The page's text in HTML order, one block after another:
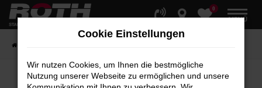
Zum
Hauptinhalt
0
MENÜ
Cookie Einstellungen
Wir nutzen Cookies, um Ihnen die bestmögliche
Nutzung unserer Webseite zu ermöglichen und unsere